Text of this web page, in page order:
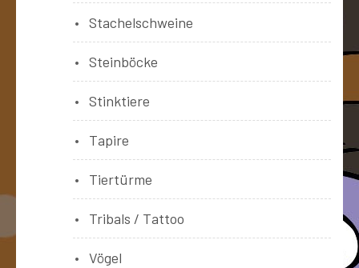
Stachelschweine
Steinböcke
Stinktiere
Tapire
Tiertürme
Tribals / Tattoo
Vögel